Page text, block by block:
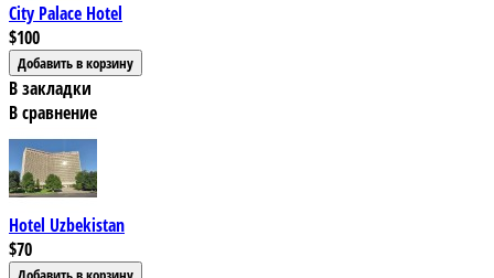
City Palace Hotel
$100
В закладки
В сравнение
Hotel Uzbekistan
$70